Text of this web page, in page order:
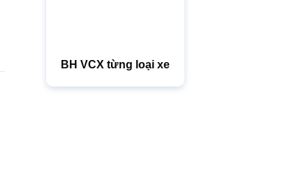
BH VCX từng loại xe